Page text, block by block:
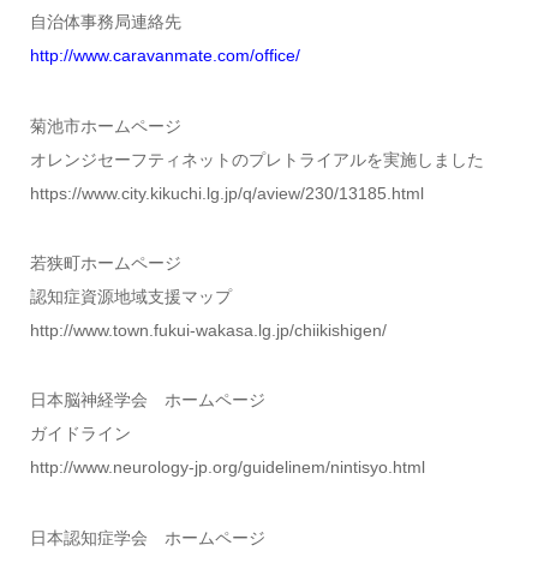
自治体事務局連絡先
http://www.caravanmate.com/office/
菊池市ホームページ
オレンジセーフティネットのプレトライアルを実施しました
https://www.city.kikuchi.lg.jp/q/aview/230/13185.html
若狭町ホームページ
認知症資源地域支援マップ
http://www.town.fukui-wakasa.lg.jp/chiikishigen/
日本脳神経学会 ホームページ
ガイドライン
http://www.neurology-jp.org/guidelinem/nintisyo.html
日本認知症学会 ホームページ